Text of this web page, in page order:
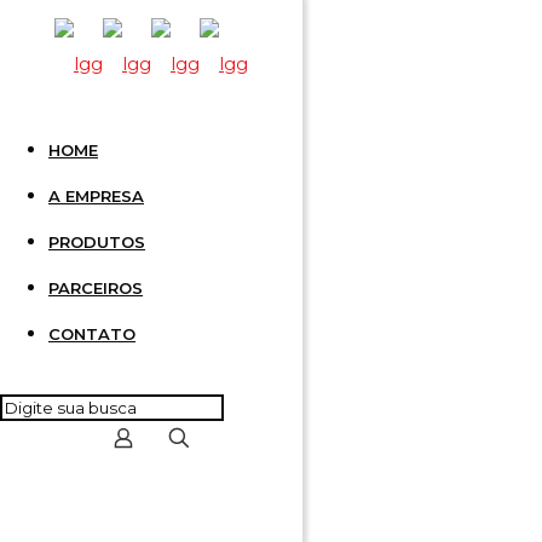
HOME
A EMPRESA
PRODUTOS
PARCEIROS
CONTATO